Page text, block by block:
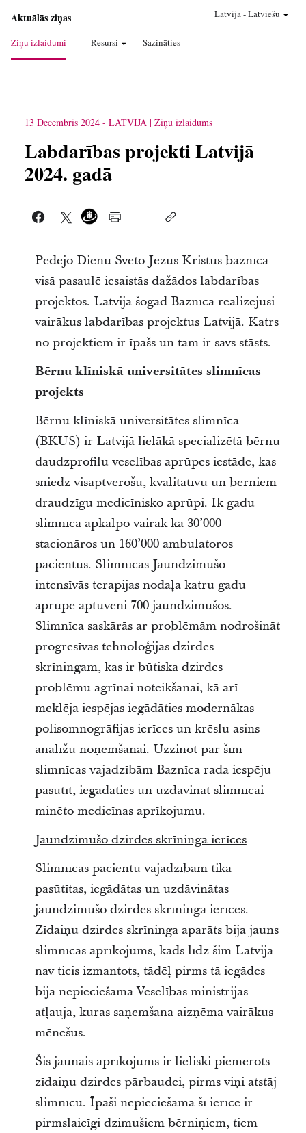
Aktuālās ziņas
Ziņu izlaidumi Resursi Sazināties
Latvija-Latviešu
13 Decembris 2024 - LATVIJA Ziņu izlaidums
Labdarības projekti Latvijā
2024. gadā
Pēdējo Dienu Svēto Jēzus Kristus baznīca
visā pasaulē iesaistās dažādos labdarības
projektos. Latvijā šogad Baznīca realizējusi
vairākus labdarības projektus Latvijā. Katrs
no projektiem ir īpašs un tam ir savs stāsts.
Bērnu klīniskā universitātes slimnīcas
projekts
Bērnu klīniskā universitātes slimnīca
(BKUS) ir Latvijā lielākā specializētā bērnu
daudzprofilu veselības aprūpes iestāde, kas
sniedz visaptverošu, kvalitatīvu un bērniem
draudzīgu medicīnisko aprūpi. Ik gadu
slimnīca apkalpo vairāk kā 30’000
stacionāros un 160’000 ambulatoros
pacientus. Slimnīcas Jaundzimušo
intensīvās terapijas nodaļa katru gadu
aprūpē aptuveni 700 jaundzimušos.
Slimnīca saskārās ar problēmām nodrošināt
progresīvas tehnoloģijas dzirdes
skrīningam, kas ir būtiska dzirdes
problēmu agrīnai noteikšanai, kā arī
meklēja iespējas iegādāties modernākas
polisomnogrāfijas ierīces un krēslu asins
analīžu noņemšanai. Uzzinot par šīm
slimnīcas vajadzībām Baznīca rada iespēju
pasūtīt, iegādāties un uzdāvināt slimnīcai
minēto medicīnas aprīkojumu.
Jaundzimušo dzirdes skrīninga ierīces
Slimnīcas pacientu vajadzībām tika
pasūtītas, iegādātas un uzdāvinātas
jaundzimušo dzirdes skrīninga ierīces.
Zīdaiņu dzirdes skrīninga aparāts bija jauns
slimnīcas aprīkojums, kāds līdz šim Latvijā
nav ticis izmantots, tādēļ pirms tā iegādes
bija nepieciešama Veselības ministrijas
atļauja, kuras saņemšana aizņēma vairākus
mēnešus.
Šis jaunais aprīkojums ir lieliski piemērots
zīdaiņu dzirdes pārbaudei, pirms viņi atstāj
slimnīcu. Īpaši nepieciešama šī ierīce ir
pirmslaicīgi dzimušiem bērniņiem, tiem